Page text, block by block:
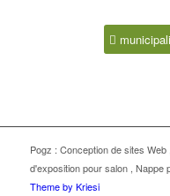
Pogz : Conception de sites Web
d'exposition pour salon , Nappe
Theme by Kriesi